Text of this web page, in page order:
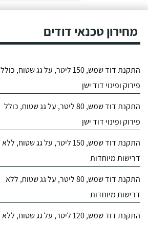
מחירון טכנאי דודים
התקנת דוד שמש, 150 ליטר, על גג שטוח, כולל
פירוק ופינוי דוד ישן
התקנת דוד שמש, 80 ליטר, על גג שטוח, כולל
פירוק ופינוי דוד ישן
התקנת דוד שמש, 150 ליטר, על גג שטוח, ללא
דרישות מיוחדות
התקנת דוד שמש, 80 ליטר, על גג שטוח, ללא
דרישות מיוחדות
התקנת דוד שמש, 120 ליטר, על גג שטוח, ללא